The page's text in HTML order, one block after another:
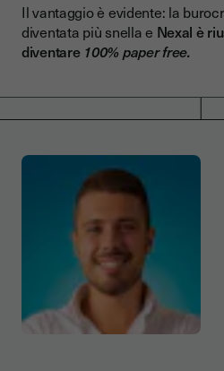
Il vantaggio è evidente: la
diventata più snella e Nexal è
diventare 100% paper free.